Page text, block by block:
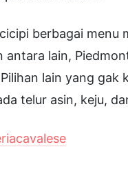
berbagai menu
antara lain,
lain yang
telur asin, keju,